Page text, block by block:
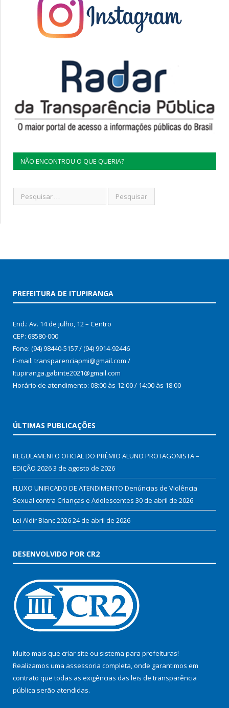
NÃO ENCONTROU O QUE QUERIA?
PREFEITURA DE ITUPIRANGA
End.: Av. 14 de julho, 12 – Centro
CEP: 68580-000
Fone: (94) 98440-5157 / (94) 9914-92446
E-mail: transparenciapmi@gmail.com /
Itupiranga.gabinte2021@gmail.com
Horário de atendimento: 08:00 às 12:00 / 14:00 às 18:00
ÚLTIMAS PUBLICAÇÕES
REGULAMENTO OFICIAL DO PRÊMIO ALUNO PROTAGONISTA –
EDIÇÃO 20263 de agosto de 2026
FLUXO UNIFICADO DE ATENDIMENTO Denúncias de Violência
Sexual contra Crianças e Adolescentes 30 de abril de 2026
Lei Aldir Blanc 202624 de abril de 2026
DESENVOLVIDO POR CR2
Muito mais que criar site ou sistema para prefeituras!
Realizamos uma assessoria completa, onde garantimos em
contrato que todas as exigências das leis de transparência
pública serão atendidas.